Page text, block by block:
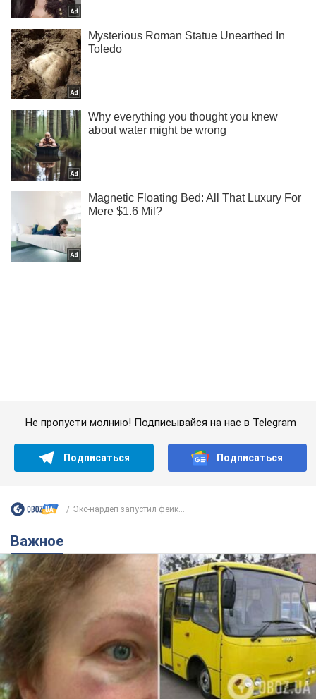
Во Львове женщина спровоцировала конфликт,
разговаривая на русском языке в маршрутке:
полиция составила административный
протокол. Видео
На место происшествия прибыли патрульные полицейские и
следственно-оперативная группа
7,8 т.